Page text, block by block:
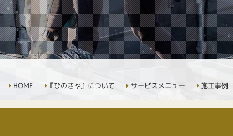
HOME 『ひのきや』について サービスメニュー 施工事例